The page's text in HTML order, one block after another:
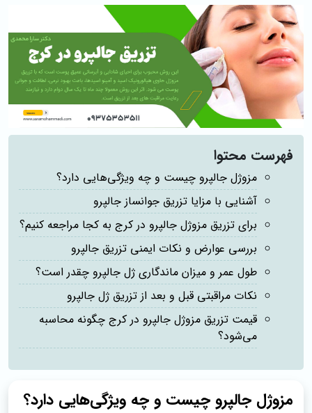
فهرست محتوا
مزوژل جالپرو چیست و چه ویژگی‌هایی دارد؟
آشنایی با مزایا تزریق جوانساز جالپرو
برای تزریق مزوژل جالپرو در کرج به کجا مراجعه کنیم؟
بررسی عوارض و نکات ایمنی تزریق جالپرو
طول عمر و میزان ماندگاری ژل جالپرو چقدر است؟
نکات مراقبتی قبل و بعد از تزریق ژل جالپرو
قیمت تزریق مزوژل جالپرو در کرج چگونه محاسبه
می‌شود؟
مزوژل جالپرو چیست و چه ویژگی‌هایی دارد؟